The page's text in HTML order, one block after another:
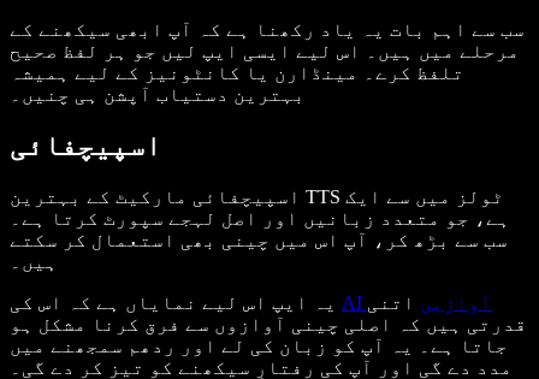
سب سے اہم بات یہ یاد رکھنا ہے کہ آپ ابھی سیکھنے کے
مرحلے میں ہیں۔ اس لیے ایسی ایپ لیں جو ہر لفظ صحیح
تلفظ کرے۔ مینڈارن یا کانٹونیز کے لیے ہمیشہ
بہترین دستیاب آپشن ہی چنیں۔
اسپیچفائی
اسپیچفائی مارکیٹ کے بہترین TTS ٹولز میں سے ایک
ہے، جو متعدد زبانیں اور اصل لہجے سپورٹ کرتا ہے۔
سب سے بڑھ کر، آپ اس میں چینی بھی استعمال کر سکتے
ہیں۔
AI آوازیں اتنی
قدرتی ہیں کہ اصلی چینی آوازوں سے فرق کرنا مشکل ہو
جاتا ہے۔ یہ آپ کو زبان کی لے اور ردھم سمجھنے میں
مدد دے گی اور آپ کی رفتارِ سیکھنے کو تیز کر دے گی۔